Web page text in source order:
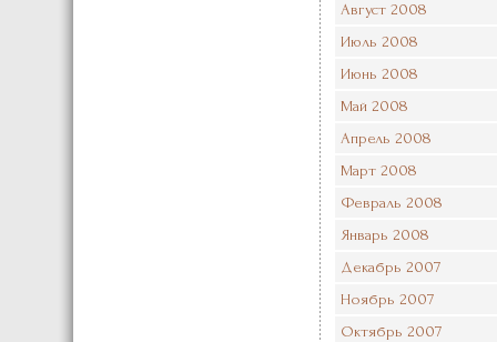
Август 2008
Июль 2008
Июнь 2008
Май 2008
Апрель 2008
Март 2008
Февраль 2008
Январь 2008
Декабрь 2007
Ноябрь 2007
Октябрь 2007